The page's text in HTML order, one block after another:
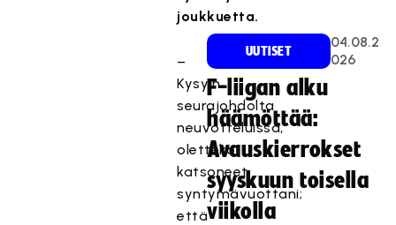
joukkuetta.
–
Kysyin
seurajohdolta
neuvotteluissa,
oletteko
katsoneet
syntymävuottani;
että
UUTISET
04.08.2
026
F-liigan alku
häämöttää:
Avauskierrokset
syyskuun toisella
viikolla